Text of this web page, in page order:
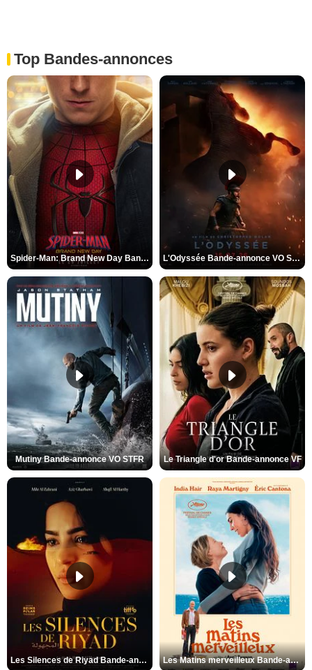
Top Bandes-annonces
Spider-Man: Brand New Day Bande-annonce VO STFR L'Odyssée Bande-annonce VO STFR
Mutiny Bande-annonce VO STFR Le Triangle d'or Bande-annonce VF
Les Silences de Riyad Bande-annonce VO STFR Les Matins merveilleux Bande-annonce VF